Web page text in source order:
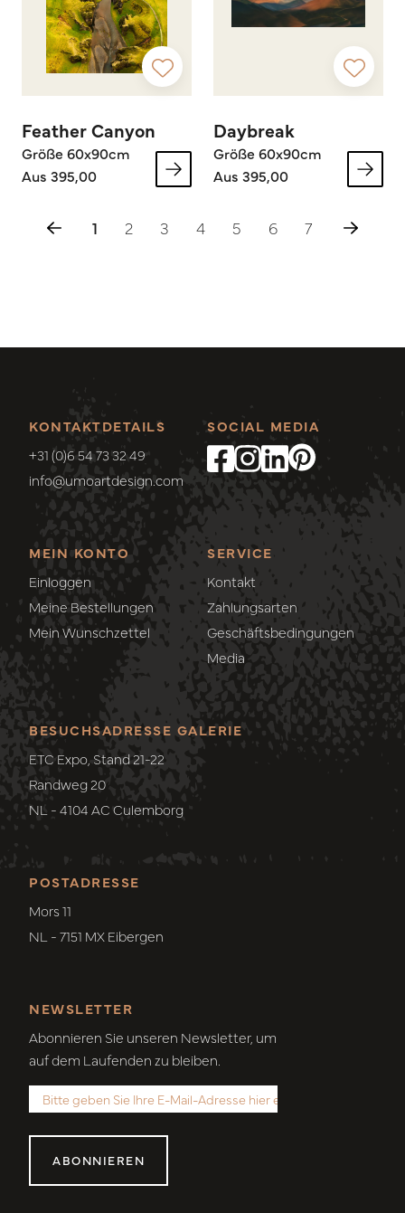
Feather Canyon
Größe 60x90cm
Aus 395,00
Daybreak
Größe 60x90cm
Aus 395,00
1 2 3 4 5 6 7
KONTAKTDETAILS
+31 (0)6 54 73 32 49
info@umoartdesign.com
MEIN KONTO
Einloggen
Meine Bestellungen
Mein Wunschzettel
SERVICE
Kontakt
Zahlungsarten
Geschäftsbedingungen
Media
SOCIAL MEDIA
POSTADRESSE
Mors 11
NL - 7151 MX Eibergen
BESUCHSADRESSE GALERIE
ETC Expo, Stand 21-22
Randweg 20
NL - 4104 AC Culemborg
NEWSLETTER
Abonnieren Sie unseren Newsletter, um
auf dem Laufenden zu bleiben.
ABONNIEREN